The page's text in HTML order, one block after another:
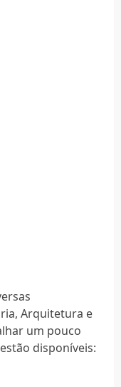
Arquitetura e
um pouco
disponíveis: